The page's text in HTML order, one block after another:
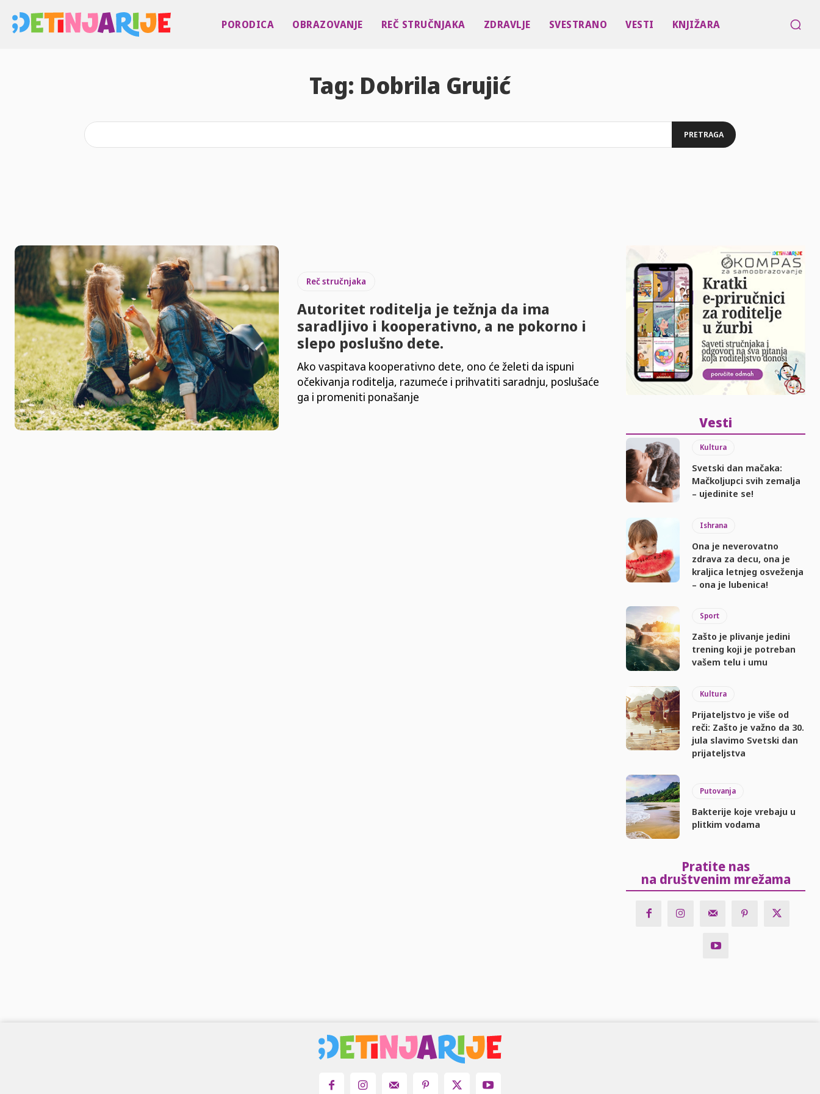
PORODICA OBRAZOVANJE REČ STRUČNJAKA ZDRAVLJE SVESTRANO VESTI KNJIŽARA
Tag: Dobrila Grujić
PRETRAGA
Reč stručnjaka
Autoritet roditelja je težnja da ima
saradljivo i kooperativno, a ne pokorno i
slepo poslušno dete.
Ako vaspitava kooperativno dete, ono će želeti da ispuni
očekivanja roditelja, razumeće i prihvatiti saradnju, poslušaće
ga i promeniti ponašanje
Vesti
Kultura
Svetski dan mačaka:
Mačkoljupci svih zemalja
– ujedinite se!
Ishrana
Ona je neverovatno
zdrava za decu, ona je
kraljica letnjeg osveženja
– ona je lubenica!
Sport
Zašto je plivanje jedini
trening koji je potreban
vašem telu i umu
Kultura
Prijateljstvo je više od
reči: Zašto je važno da 30.
jula slavimo Svetski dan
prijateljstva
Putovanja
Bakterije koje vrebaju u
plitkim vodama
Pratite nas
na društvenim mrežama